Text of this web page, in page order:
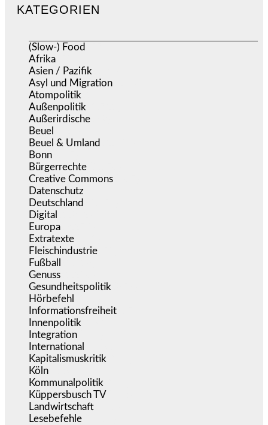
KATEGORIEN
(Slow-) Food
Afrika
Asien / Pazifik
Asyl und Migration
Atompolitik
Außenpolitik
Außerirdische
Beuel
Beuel & Umland
Bonn
Bürgerrechte
Creative Commons
Datenschutz
Deutschland
Digital
Europa
Extratexte
Fleischindustrie
Fußball
Genuss
Gesundheitspolitik
Hörbefehl
Informationsfreiheit
Innenpolitik
Integration
International
Kapitalismuskritik
Köln
Kommunalpolitik
Küppersbusch TV
Landwirtschaft
Lesebefehle